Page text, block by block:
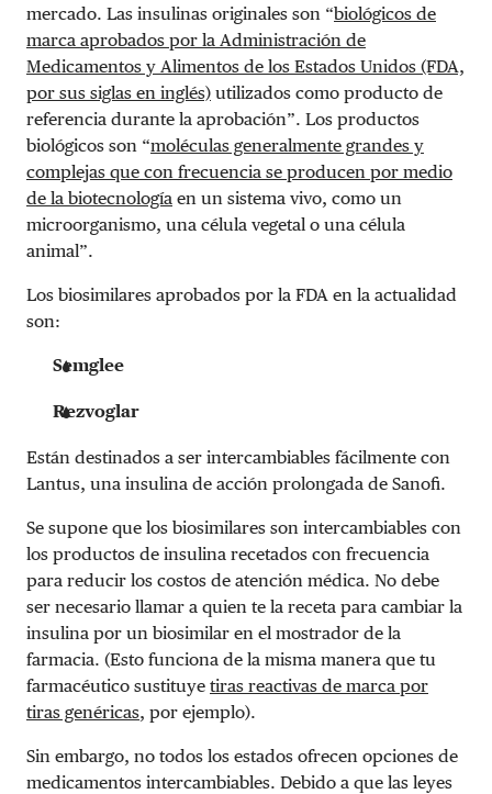
mercado. Las insulinas originales son “biológicos de
marca aprobados por la Administración de
Medicamentos y Alimentos de los Estados Unidos (FDA,
por sus siglas en inglés) utilizados como producto de
referencia durante la aprobación”. Los productos
biológicos son “moléculas generalmente grandes y
complejas que con frecuencia se producen por medio
de la biotecnología en un sistema vivo, como un
microorganismo, una célula vegetal o una célula
animal”.
Los biosimilares aprobados por la FDA en la actualidad
son:
Semglee
Rezvoglar
Están destinados a ser intercambiables fácilmente con
Lantus, una insulina de acción prolongada de Sanofi.
Se supone que los biosimilares son intercambiables con
los productos de insulina recetados con frecuencia
para reducir los costos de atención médica. No debe
ser necesario llamar a quien te la receta para cambiar la
insulina por un biosimilar en el mostrador de la
farmacia. (Esto funciona de la misma manera que tu
farmacéutico sustituye tiras reactivas de marca por
tiras genéricas, por ejemplo).
Sin embargo, no todos los estados ofrecen opciones de
medicamentos intercambiables. Debido a que las leyes